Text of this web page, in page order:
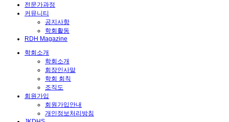
전문가과정
커뮤니티
공지사항
학회활동
RDH Magazine
학회소개
학회소개
회장인사말
학회 회칙
조직도
회원가입
회원가입안내
개인정보처리방침